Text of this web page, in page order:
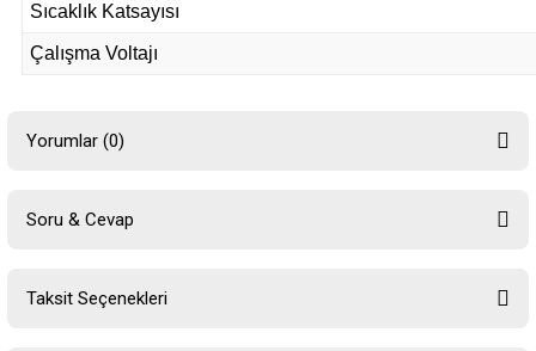
Sıcaklık Katsayısı
Çalışma Voltajı
Yorumlar (0)
Soru & Cevap
Taksit Seçenekleri